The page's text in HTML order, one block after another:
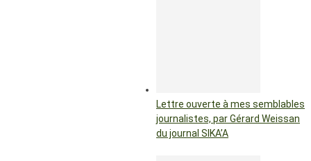
Lettre ouverte à mes semblables
journalistes, par Gérard Weissan
du journal SIKA’A